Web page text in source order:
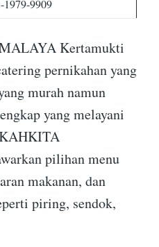
1979-9909
Kertamukti
pernikahan yang
murah namun
yang melayani
pilihan menu
makanan, dan
piring, sendok,